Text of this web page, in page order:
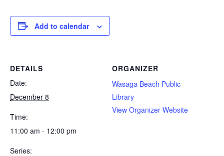
Add to calendar
DETAILS
Date:
December 8
Time:
11:00 am - 12:00 pm
Series:
ORGANIZER
Wasaga Beach Public
Library
View Organizer Website